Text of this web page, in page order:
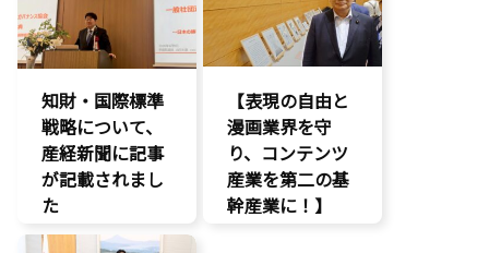
こどもの権利
こども政策
不登校支援
命を守る
子育て支援拡
充
孤独孤立対策
議員連盟
障がい児者支
援
養子縁組
知財・国際標準
戦略について、
産経新聞に記事
が記載されまし
た
報道記事
【表現の自由と
漫画業界を守
り、コンテンツ
産業を第二の基
幹産業に！】